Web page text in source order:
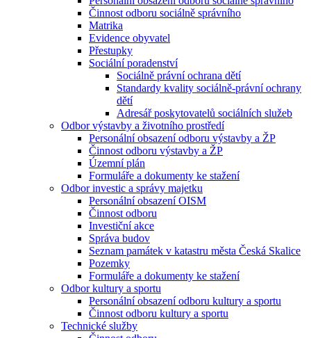
Činnost odboru sociálně správního
Matrika
Evidence obyvatel
Přestupky
Sociální poradenství
Sociálně právní ochrana dětí
Standardy kvality sociálně-právní ochrany
dětí
Adresář poskytovatelů sociálních služeb
Odbor výstavby a životního prostředí
Personální obsazení odboru výstavby a ŽP
Činnost odboru výstavby a ŽP
Územní plán
Formuláře a dokumenty ke stažení
Odbor investic a správy majetku
Personální obsazení OISM
Činnost odboru
Investiční akce
Správa budov
Seznam památek v katastru města Česká Skalice
Pozemky
Formuláře a dokumenty ke stažení
Odbor kultury a sportu
Personální obsazení odboru kultury a sportu
Činnost odboru kultury a sportu
Technické služby